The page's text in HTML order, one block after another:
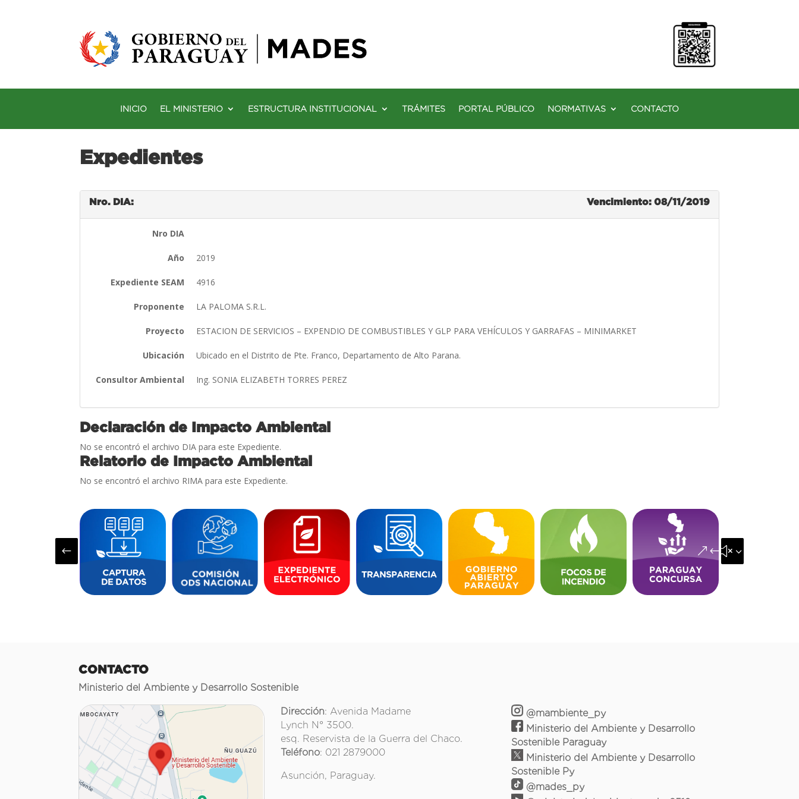
INICIO EL MINISTERIO ESTRUCTURA INSTITUCIONAL TRÁMITES PORTAL PÚBLICO NORMATIVAS CONTACTO
Expedientes
Nro. DIA: Vencimiento: 08/11/2019
Nro DIA
Año 2019
Expediente SEAM 4916
Proponente LA PALOMA S.R.L.
Proyecto ESTACION DE SERVICIOS – EXPENDIO DE COMBUSTIBLES Y GLP PARA VEHÍCULOS Y GARRAFAS – MINIMARKET
Ubicación Ubicado en el Distrito de Pte. Franco, Departamento de Alto Parana.
Consultor Ambiental Ing. SONIA ELIZABETH TORRES PEREZ
Declaración de Impacto Ambiental
No se encontró el archivo DIA para este Expediente.
Relatorio de Impacto Ambiental
No se encontró el archivo RIMA para este Expediente.
# &#x35;
CONTACTO
Ministerio del Ambiente y Desarrollo Sostenible
Dirección: Avenida Madame
Lynch N° 3500.
esq. Reservista de la Guerra del Chaco.
Teléfono: 021 2879000
Asunción, Paraguay.
@mambiente_py
Ministerio del Ambiente y Desarrollo
Sostenible Paraguay
Ministerio del Ambiente y Desarrollo
Sostenible Py
@mades_py